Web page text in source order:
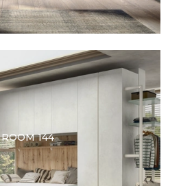
ROOM 144